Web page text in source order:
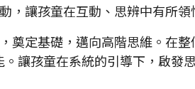
讓孩童在互動、思辨中有所領
定基礎，邁向高階思維。在整
讓孩童在系統的引導下，啟發